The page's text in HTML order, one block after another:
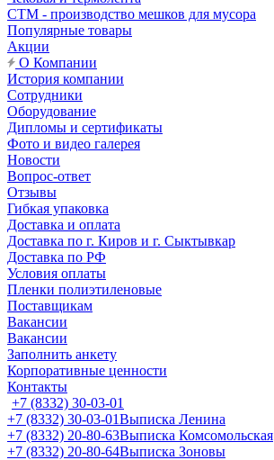
СТМ - производство мешков для мусора
Популярные товары
Акции
О Компании
История компании
Сотрудники
Оборудование
Дипломы и сертификаты
Фото и видео галерея
Новости
Вопрос-ответ
Отзывы
Гибкая упаковка
Доставка и оплата
Доставка по г. Киров и г. Сыктывкар
Доставка по РФ
Условия оплаты
Пленки полиэтиленовые
Поставщикам
Вакансии
Вакансии
Заполнить анкету
Корпоративные ценности
Контакты
+7 (8332) 30-03-01
+7 (8332) 30-03-01Выписка Ленина
+7 (8332) 20-80-63Выписка Комсомольская
+7 (8332) 20-80-64Выписка Зоновы